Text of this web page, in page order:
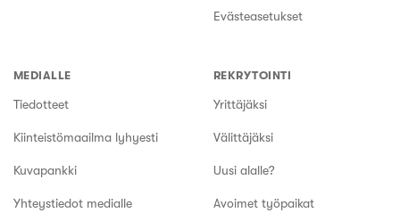
Evästeasetukset
MEDIALLE
Tiedotteet
Kiinteistömaailma lyhyesti
Kuvapankki
Yhteystiedot medialle
REKRYTOINTI
Yrittäjäksi
Välittäjäksi
Uusi alalle?
Avoimet työpaikat